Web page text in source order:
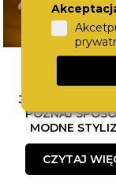
JAK ŁĄCZYĆ
POZNAJ
MODNE
CZYTAJ